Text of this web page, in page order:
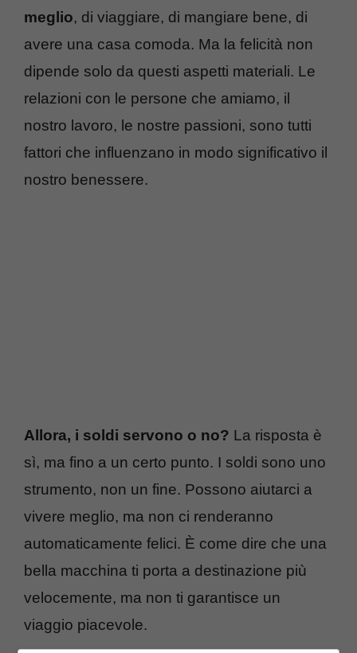
meglio, di viaggiare, di mangiare bene, di
avere una casa comoda. Ma la felicità non
dipende solo da questi aspetti materiali. Le
relazioni con le persone che amiamo, il
nostro lavoro, le nostre passioni, sono tutti
fattori che influenzano in modo significativo il
nostro benessere.
Allora, i soldi servono o no? La risposta è
sì, ma fino a un certo punto. I soldi sono uno
strumento, non un fine. Possono aiutarci a
vivere meglio, ma non ci renderanno
automaticamente felici. È come dire che una
bella macchina ti porta a destinazione più
velocemente, ma non ti garantisce un
viaggio piacevole.